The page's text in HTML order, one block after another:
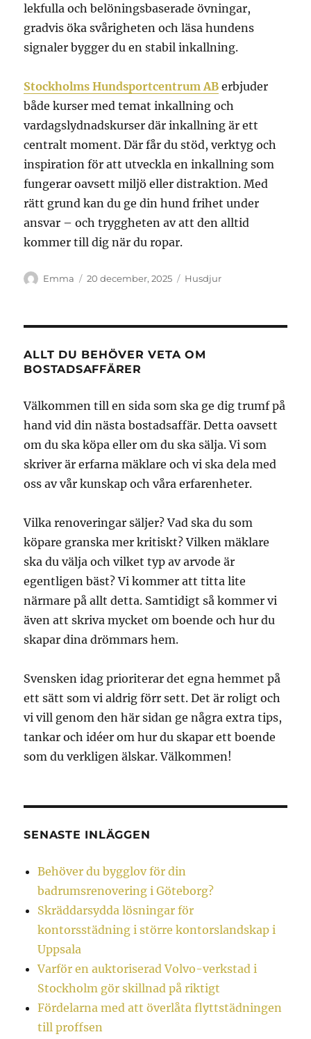
lekfulla och belöningsbaserade övningar,
gradvis öka svårigheten och läsa hundens
signaler bygger du en stabil inkallning.
Stockholms Hundsportcentrum AB erbjuder
både kurser med temat inkallning och
vardagslydnadskurser där inkallning är ett
centralt moment. Där får du stöd, verktyg och
inspiration för att utveckla en inkallning som
fungerar oavsett miljö eller distraktion. Med
rätt grund kan du ge din hund frihet under
ansvar – och tryggheten av att den alltid
kommer till dig när du ropar.
Författare
Emma
Publicerat
20 december, 2025 Kategorier
Husdjur
ALLT DU BEHÖVER VETA OM
BOSTADSAFFÄRER
Välkommen till en sida som ska ge dig trumf på
hand vid din nästa bostadsaffär. Detta oavsett
om du ska köpa eller om du ska sälja. Vi som
skriver är erfarna mäklare och vi ska dela med
oss av vår kunskap och våra erfarenheter.
Vilka renoveringar säljer? Vad ska du som
köpare granska mer kritiskt? Vilken mäklare
ska du välja och vilket typ av arvode är
egentligen bäst? Vi kommer att titta lite
närmare på allt detta. Samtidigt så kommer vi
även att skriva mycket om boende och hur du
skapar dina drömmars hem.
Svensken idag prioriterar det egna hemmet på
ett sätt som vi aldrig förr sett. Det är roligt och
vi vill genom den här sidan ge några extra tips,
tankar och idéer om hur du skapar ett boende
som du verkligen älskar. Välkommen!
SENASTE INLÄGGEN
Behöver du bygglov för din
badrumsrenovering i Göteborg?
Skräddarsydda lösningar för
kontorsstädning i större kontorslandskap i
Uppsala
Varför en auktoriserad Volvo-verkstad i
Stockholm gör skillnad på riktigt
Fördelarna med att överlåta flyttstädningen
till proffsen